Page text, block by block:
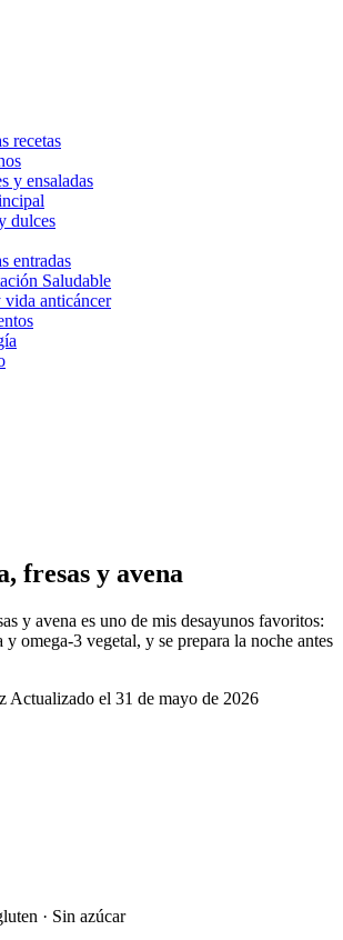
recetas
y ensaladas
dulces
entradas
Saludable
vida anticáncer
fresas y avena
y avena es uno de mis desayunos favoritos:
omega-3 vegetal, y se prepara la noche antes
Actualizado el 31 de mayo de 2026
· Sin azúcar